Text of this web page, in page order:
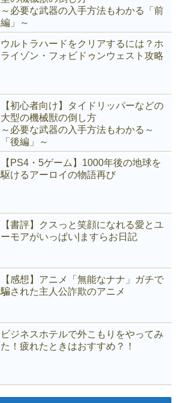
～必要な武器の入手方法もわかる「前
編」～
ウルトラハードをクリアするには？ホ
ライゾン・フォビドゥンウェスト攻略
【初心者向け】タイドリッパーなどの
大型の機械獣の倒し方
～必要な武器の入手方法もわかる～
「後編」～
【PS4・5ゲーム】1000年後の地球を
駆けるアーロイの物語再び
【書評】クスっと笑顔になれる愛とユ
ーモアがいっぱい|ますらお日記
【感想】アニメ「無能なナナ」ガチで
騙された主人公詐欺のアニメ
ビジネスホテルで外こもりをやってみ
た！疲れたときはおすすめ？！